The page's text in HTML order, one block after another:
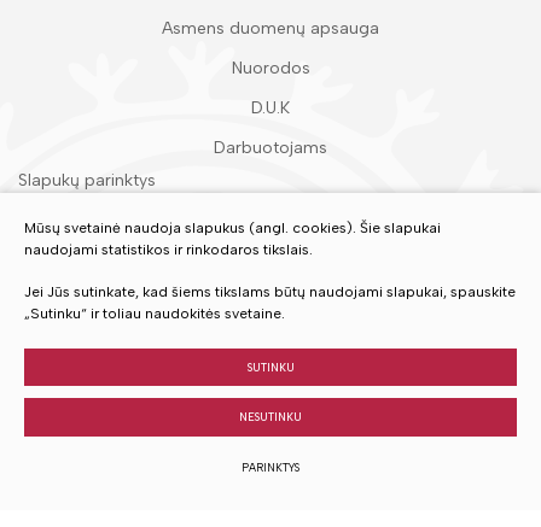
Asmens duomenų apsauga
Nuorodos
D.U.K
Darbuotojams
Slapukų parinktys
Įvertinkite mūsų paslaugas
Mūsų svetainė naudoja slapukus (angl. cookies). Šie slapukai
naudojami statistikos ir rinkodaros tikslais.
Jei Jūs sutinkate, kad šiems tikslams būtų naudojami slapukai, spauskite
„Sutinku“ ir toliau naudokitės svetaine.
SUTINKU
NESUTINKU
PARINKTYS